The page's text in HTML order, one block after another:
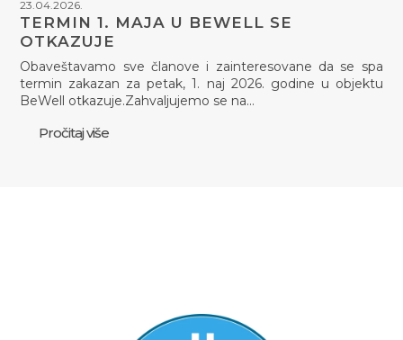
23.04.2026.
TERMIN 1. MAJA U BEWELL SE
OTKAZUJE
Obaveštavamo sve članove i zainteresovane da se spa
termin zakazan za petak, 1. naj 2026. godine u objektu
BeWell otkazuje.Zahvaljujemo se na…
Pročitaj više